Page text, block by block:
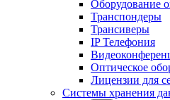
Оборудование
Транспондеры
Трансиверы
IP Телефония
Оптическое
Лицензии для
Системы хранения